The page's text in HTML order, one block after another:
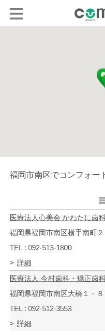
福岡市南区でコンフォー
医療法人心美会 かわたに歯
福岡県福岡市南区横手南町２
TEL : 092-513-1800
詳細
医療法人 今村歯科・矯正歯
福岡県福岡市南区大橋１－
TEL : 092-512-3553
詳細